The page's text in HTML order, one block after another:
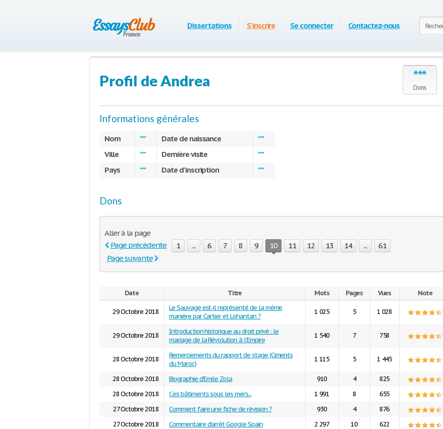
Dissertations S'inscrire Se connecter Contactez-nous
***
Dons
Profil de Andrea
Informations générales
Nom *** Date de naissance ***
Ville *** Dernière visite ***
Pays *** Date d'inscription ***
Dons
Aller à la page
Page précédente
1 ... 6 7 8 9 10 11 12 13 14 ...
61
Page suivante
Date Titre Mots Pages Vues Note
29 Octobre 2018
Le Sauvage est-il représenté de la même
manière par Cartier et Lohantan ?
1 025 5 1 028
29 Octobre 2018
Introduction historique au droit privé : le
mariage de la Révolution à l'Empire
1 540 7 758
28 Octobre 2018
Remerciements du rapport de stage (Ciments
du Maroc)
1 115 5 1 445
28 Octobre 2018 Biographie d'Emile Zola 910 4
825
28 Octobre 2018
Ces bâtiments sous les mers... 1 991 8
655
27 Octobre 2018
Comment faire une fiche de révision ? 930 4
876
27 Octobre 2018
Commentaire d'arrêt Google Spain 2 297 10
622